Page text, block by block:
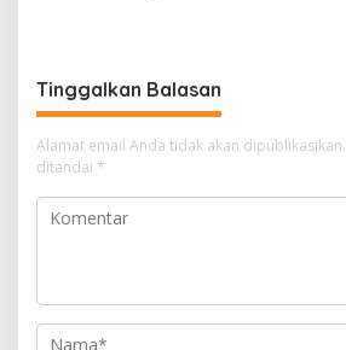
Tinggalkan Balasan
Alamat email Anda tidak akan dipublikasikan.
ditandai *